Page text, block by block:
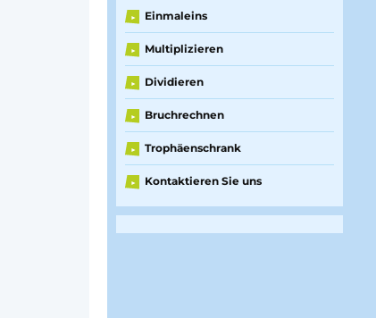
► Einmaleins
► Multiplizieren
► Dividieren
► Bruchrechnen
► Trophäenschrank
► Kontaktieren Sie uns